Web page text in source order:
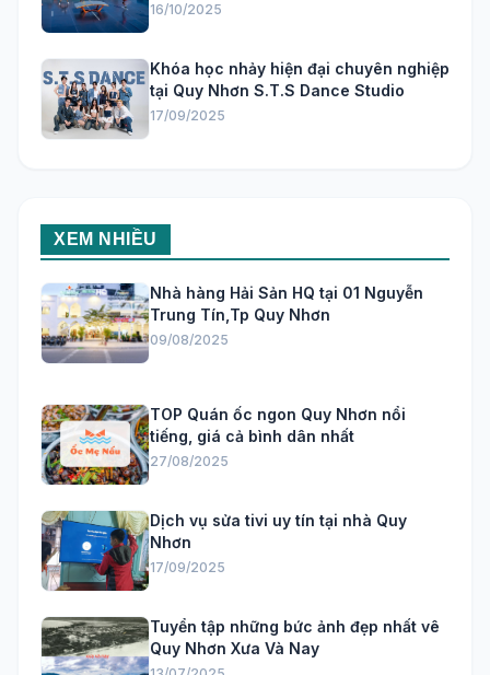
16/10/2025
Khóa học nhảy hiện đại chuyên nghiệp
tại Quy Nhơn S.T.S Dance Studio
17/09/2025
XEM NHIỀU
Nhà hàng Hải Sản HQ tại 01 Nguyễn
Trung Tín,Tp Quy Nhơn
09/08/2025
TOP Quán ốc ngon Quy Nhơn nổi
tiếng, giá cả bình dân nhất
27/08/2025
Dịch vụ sửa tivi uy tín tại nhà Quy
Nhơn
17/09/2025
Tuyển tập những bức ảnh đẹp nhất vê
Quy Nhơn Xưa Và Nay